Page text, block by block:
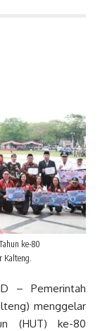
ke-80
Kalteng.
– Pemerintah
menggelar
(HUT) ke-80